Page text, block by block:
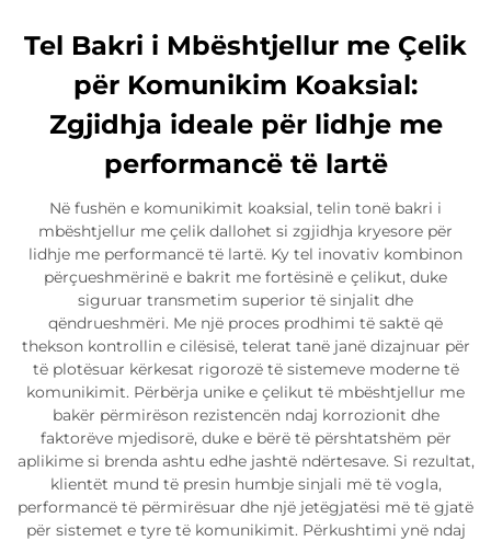
Tel Bakri i Mbështjellur me Çelik
për Komunikim Koaksial:
Zgjidhja ideale për lidhje me
performancë të lartë
Në fushën e komunikimit koaksial, telin tonë bakri i
mbështjellur me çelik dallohet si zgjidhja kryesore për
lidhje me performancë të lartë. Ky tel inovativ kombinon
përçueshmërinë e bakrit me fortësinë e çelikut, duke
siguruar transmetim superior të sinjalit dhe
qëndrueshmëri. Me një proces prodhimi të saktë që
thekson kontrollin e cilësisë, telerat tanë janë dizajnuar për
të plotësuar kërkesat rigorozë të sistemeve moderne të
komunikimit. Përbërja unike e çelikut të mbështjellur me
bakër përmirëson rezistencën ndaj korrozionit dhe
faktorëve mjedisorë, duke e bërë të përshtatshëm për
aplikime si brenda ashtu edhe jashtë ndërtesave. Si rezultat,
klientët mund të presin humbje sinjali më të vogla,
performancë të përmirësuar dhe një jetëgjatësi më të gjatë
për sistemet e tyre të komunikimit. Përkushtimi ynë ndaj